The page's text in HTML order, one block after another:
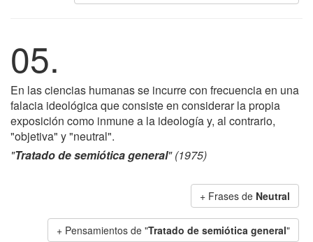
05.
En las ciencias humanas se incurre con frecuencia en una
falacia ideológica que consiste en considerar la propia
exposición como inmune a la ideología y, al contrario,
"objetiva" y "neutral".
"Tratado de semiótica general" (1975)
+ Frases de Neutral
+ Pensamientos de "Tratado de semiótica general"